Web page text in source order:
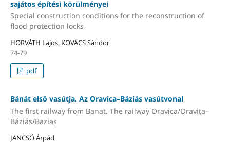
sajátos építési körülményei
Special construction conditions for the reconstruction of
flood protection locks
HORVÁTH Lajos, KOVÁCS Sándor
74-79
pdf
Bánát első vasútja. Az Oravica–Báziás vasútvonal
The first railway from Banat. The railway Oravica/Oravița–
Báziás/Baziaș
JANCSÓ Árpád